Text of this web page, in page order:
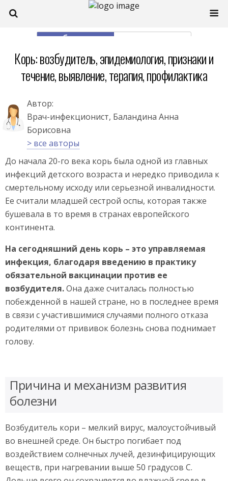
моб. версия
Корь: возбудитель, эпидемиология, признаки и
течение, выявление, терапия, профилактика
Автор:
Врач-инфекционист, Баландина Анна
Борисовна
> все авторы
До начала 20-го века корь была одной из главных
инфекций детского возраста и нередко приводила к
смертельному исходу или серьезной инвалидности.
Ее считали младшей сестрой оспы, которая также
бушевала в то время в странах европейского
континента.
На сегодняшний день корь – это управляемая
инфекция, благодаря введению в практику
обязательной вакцинации против ее
возбудителя.Она даже считалась полностью
побежденной в нашей стране, но в последнее время
в связи с участившимися случаями полного отказа
родителями от прививок болезнь снова поднимает
голову.
Причина и механизм развития
болезни
Возбудитель кори – мелкий вирус, малоустойчивый
во внешней среде. Он быстро погибает под
воздействием солнечных лучей, дезинфицирующих
веществ, при нагревании выше 50 градусов С.